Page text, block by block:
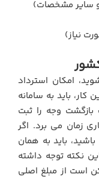
امکان استرداد
باید به سامانه‌
وجه را ثبت
زمان می‌ برد. اگر
باید به همان
نکته توجه داشته
است از مبلغ اصلی